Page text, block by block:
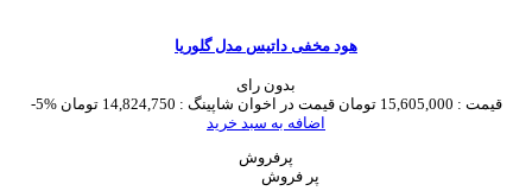
هود مخفی داتیس مدل گلوریا
بدون رای
-5%
قیمت : 15,605,000 تومان قیمت در اخوان شاپینگ : 14,824,750 تومان
اضافه به سبد خرید
پرفروش